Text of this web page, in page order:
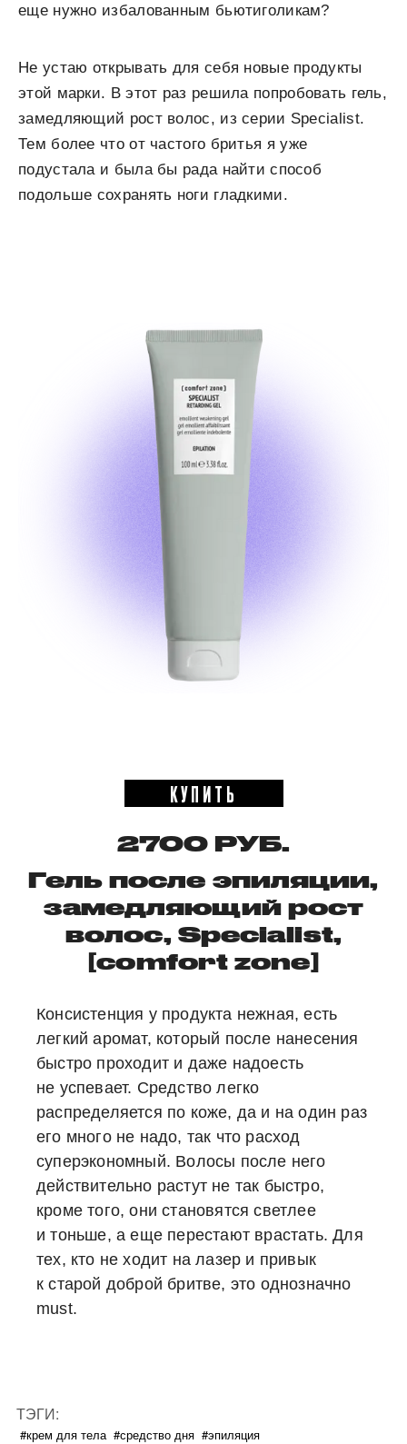
еще нужно избалованным бьютиголикам?
Не устаю открывать для себя новые продукты
этой марки. В этот раз решила попробовать гель,
замедляющий рост волос, из серии Specialist.
Тем более что от частого бритья я уже
подустала и была бы рада найти способ
подольше сохранять ноги гладкими.
КУПИТЬ
2700 РУБ.
Гель после эпиляции,
замедляющий рост
волос, Specialist,
[comfort zone]
Консистенция у продукта нежная, есть
легкий аромат, который после нанесения
быстро проходит и даже надоесть
не успевает. Средство легко
распределяется по коже, да и на один раз
его много не надо, так что расход
суперэкономный. Волосы после него
действительно растут не так быстро,
кроме того, они становятся светлее
и тоньше, а еще перестают врастать. Для
тех, кто не ходит на лазер и привык
к старой доброй бритве, это однозначно
must.
ТЭГИ:
#крем для тела #средство дня #эпиляция